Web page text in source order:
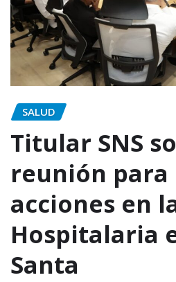
SALUD
Titular SNS
reunión
acciones en
Hospitalaria
Santa